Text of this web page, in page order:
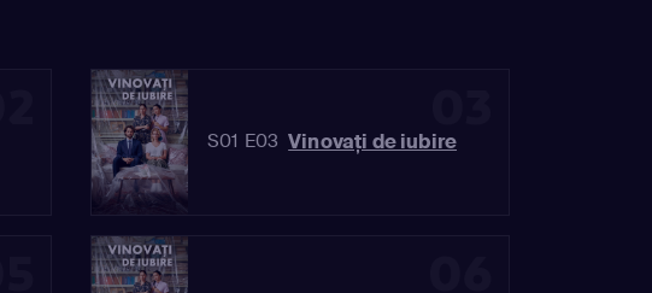
S01 E03 Vinovaţi de iubire